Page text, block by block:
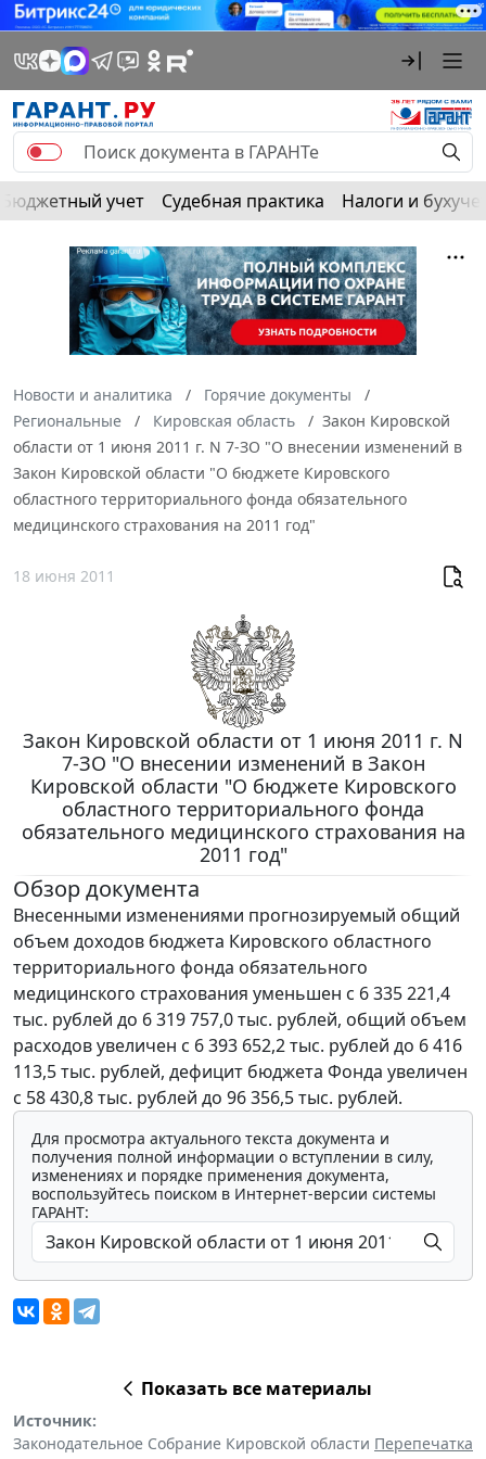
Бюджетный учет Судебная практика Налоги и
Новости и аналитика
Горячие документы
Региональные
Кировская область
Закон Кировской
области от 1 июня 2011 г. N 7-ЗО "О внесении изменений в
Закон Кировской области "О бюджете Кировского
областного территориального фонда обязательного
медицинского страхования на 2011 год"
18 июня 2011
Закон Кировской области от 1 июня 2011 г. N
7-ЗО "О внесении изменений в Закон
Кировской области "О бюджете Кировского
областного территориального фонда
обязательного медицинского страхования на
2011 год"
Обзор документа
Внесенными изменениями прогнозируемый общий
объем доходов бюджета Кировского областного
территориального фонда обязательного
медицинского страхования уменьшен с 6 335 221,4
тыс. рублей до 6 319 757,0 тыс. рублей, общий объем
расходов увеличен с 6 393 652,2 тыс. рублей до 6 416
113,5 тыс. рублей, дефицит бюджета Фонда увеличен
с 58 430,8 тыс. рублей до 96 356,5 тыс. рублей.
Для просмотра актуального текста документа и
получения полной информации о вступлении в силу,
изменениях и порядке применения документа,
воспользуйтесь поиском в Интернет-версии системы
ГАРАНТ:
Показать все материалы
Источник:
Законодательное Собрание Кировской области Перепечатка